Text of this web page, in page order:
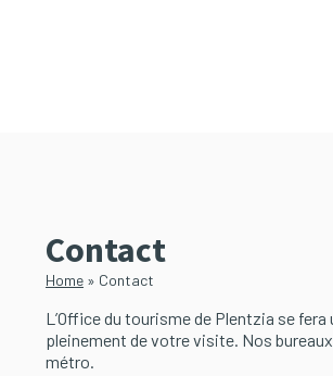
Contact
Home » Contact
L’Office du tourisme de Plentzia se
pleinement de votre visite. Nos
métro.